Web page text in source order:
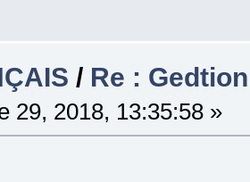
/ Re :
29, 2018, 13:35:58 »